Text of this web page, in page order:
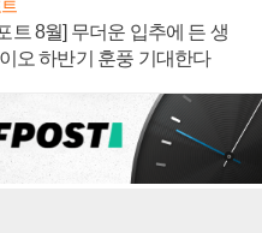
트 8월] 무더운 입추에 든 생
오 하반기 훈풍 기대한다